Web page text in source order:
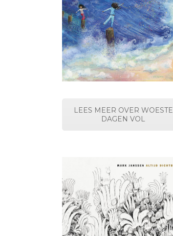
LEES MEER OVER WOESTE
DAGEN VOL